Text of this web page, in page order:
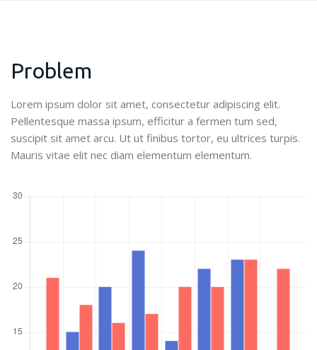
Problem
Lorem ipsum dolor sit amet, consectetur adipiscing elit.
Pellentesque massa ipsum, efficitur a fermen tum sed,
suscipit sit amet arcu. Ut ut finibus tortor, eu ultrices turpis.
Mauris vitae elit nec diam elementum elementum.